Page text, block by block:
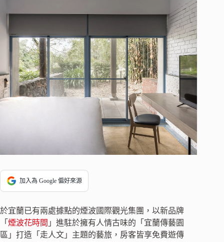
加入為 Google 偏好來源
於宜蘭已有兩處據點的煙波國際觀光集團，以新品牌
「 煙波花時間 」進駐於擁有人情古味的「宜蘭傳藝園
區」打造「走人文」主題的藝旅，房客皆享免費遊傳